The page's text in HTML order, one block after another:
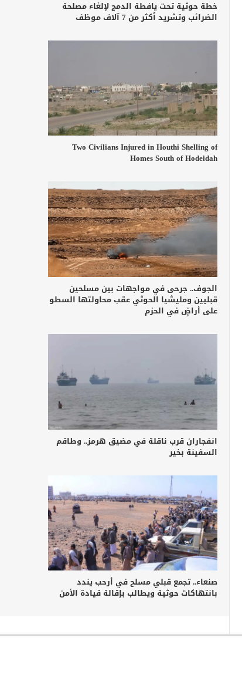
خطة حوثية تحت يافطة الدمج لإلغاء مصلحة
الضرائب وتشريد أكثر من 7 آلاف موظف
Two Civilians Injured in Houthi Shelling of
Homes South of Hodeidah
الجوف.. جرحى في مواجهات بين مسلحين
قبليين ومليشيا الحوثي عقب محاولتها السطو
على أراضٍ في الحزم
انفجاران قرب ناقلة في مضيق هرمز.. وطاقم
السفينة بخير
صنعاء.. تجمع قبلي مسلح في أرحب يندد
بانتهاكات حوثية ويطالب بإقالة قيادة الأمن